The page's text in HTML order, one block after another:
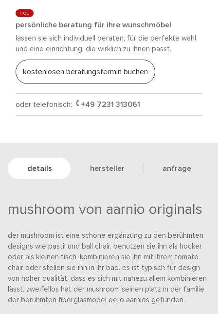
neu
persönliche beratung für ihre wunschmöbel
lassen sie sich individuell beraten, für die perfekte wahl
und eine einrichtung, die wirklich zu ihnen passt.
kostenlosen beratungstermin buchen
oder telefonisch: +49 7231 313061
details hersteller anfrage
mushroom von aarnio originals
der mushroom ist eine schöne ergänzung zu den berühmten
designs wie pastil und ball chair. benutzen sie ihn als hocker
oder als kleinen tisch. kombinieren sie ihn mit ihrem tomato
chair oder stellen sie ihn in ihr bad. es ist typisch für design
von hoher qualität, dass es sich mit nahezu allem kombinieren
lässt. zweifellos hat der mushroom seinen platz in der familie
der berühmten fiberglasmöbel eero aarnios gefunden.